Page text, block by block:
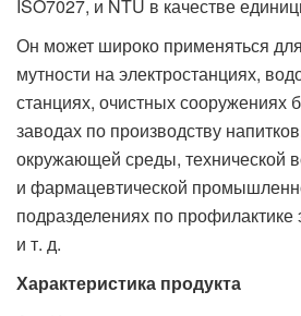
ISO7027, и NTU в качестве
Он может широко применяться
мутности на электростанциях,
станциях, очистных сооружениях
заводах по производству
окружающей среды, технической
и фармацевтической
подразделениях по
и т. д.
Характеристика продукта